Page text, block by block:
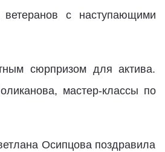
с наступающими
сюрпризом для актива.
мастер-классы по
Осипцова поздравила